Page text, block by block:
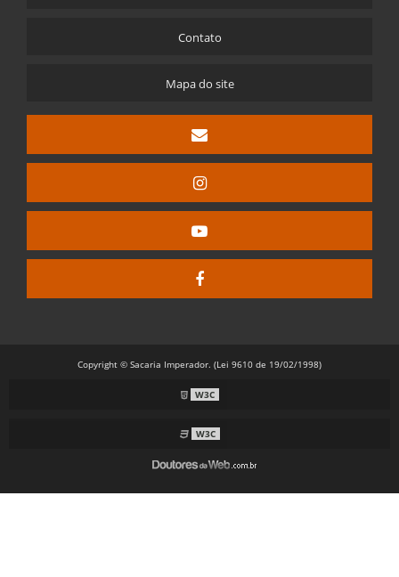
Contato
Mapa do site
Copyright © Sacaria Imperador. (Lei 9610 de 19/02/1998)
W3C
W3C